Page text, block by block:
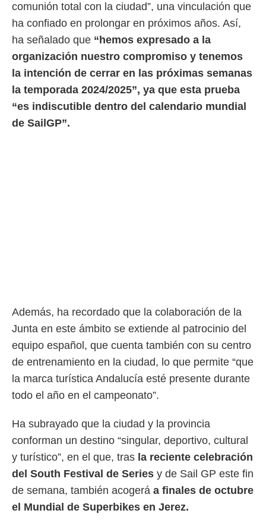
comunión total con la ciudad”, una vinculación que
ha confiado en prolongar en próximos años. Así,
ha señalado que “hemos expresado a la
organización nuestro compromiso y tenemos
la intención de cerrar en las próximas semanas
la temporada 2024/2025”, ya que esta prueba
“es indiscutible dentro del calendario mundial
de SailGP”.
Además, ha recordado que la colaboración de la
Junta en este ámbito se extiende al patrocinio del
equipo español, que cuenta también con su centro
de entrenamiento en la ciudad, lo que permite “que
la marca turística Andalucía esté presente durante
todo el año en el campeonato”.
Ha subrayado que la ciudad y la provincia
conforman un destino “singular, deportivo, cultural
y turístico”, en el que, tras la reciente celebración
del South Festival de Series y de Sail GP este fin
de semana, también acogerá a finales de octubre
el Mundial de Superbikes en Jerez.